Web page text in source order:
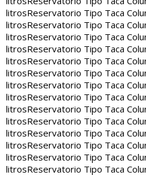
litrosReservatorio Tipo Taca
litrosReservatorio Tipo Taca
litrosReservatorio Tipo Taca
litrosReservatorio Tipo Taca
litrosReservatorio Tipo Taca
litrosReservatorio Tipo Taca
litrosReservatorio Tipo Taca
litrosReservatorio Tipo Taca
litrosReservatorio Tipo Taca
litrosReservatorio Tipo Taca
litrosReservatorio Tipo Taca
litrosReservatorio Tipo Taca
litrosReservatorio Tipo Taca
litrosReservatorio Tipo Taca